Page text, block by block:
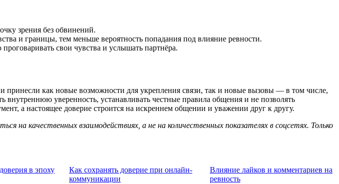
зрения без обвинений.
и границы, тем меньше вероятность попадания под влияние ревности.
свои чувства и услышать партнёра.
как новые возможности для укрепления связи, так и новые вызовы — в том числе,
уверенность, устанавливать честные правила общения и не позволять
а настоящее доверие строится на искреннем общении и уважении друг к другу.
на качественных взаимодействиях, а не на количественных показателях в соцсетях. Только
в эпоху
Как сохранять доверие при онлайн-
коммуникации
Влияние лайков и комментариев на
ревность